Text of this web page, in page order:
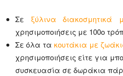
Σε ξύλινα
χρησιμοποιήσεις με 100ο
Σε όλα τα κουτάκια με
χρησιμοποιήσεις είτε για
συσκευασία σε δωράκια